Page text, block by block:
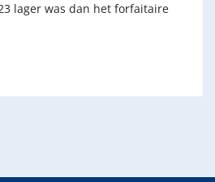
lager was dan het forfaitaire